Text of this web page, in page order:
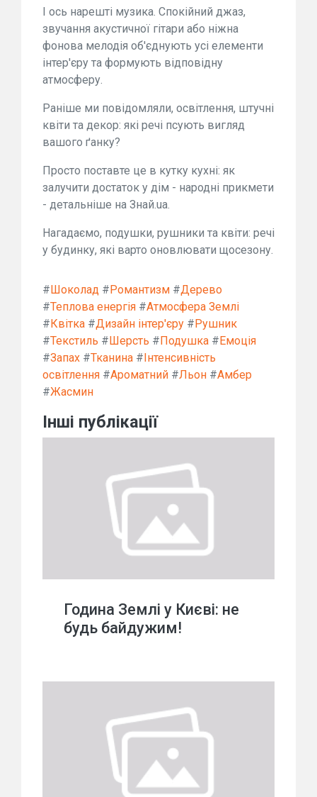
І ось нарешті музика. Спокійний джаз,
звучання акустичної гітари або ніжна
фонова мелодія об'єднують усі елементи
інтер'єру та формують відповідну
атмосферу.
Раніше ми повідомляли, освітлення, штучні
квіти та декор: які речі псують вигляд
вашого ґанку?
Просто поставте це в кутку кухні: як
залучити достаток у дім - народні прикмети
- детальніше на Знай.ua.
Нагадаємо, подушки, рушники та квіти: речі
у будинку, які варто оновлювати щосезону.
#Шоколад #Романтизм #Дерево
#Теплова енергія #Атмосфера Землі
#Квітка #Дизайн інтер'єру #Рушник
#Текстиль #Шерсть #Подушка #Емоція
#Запах #Тканина #Інтенсивність
освітлення #Ароматний #Льон #Амбер
#Жасмин
Інші публікації
Година Землі у Києві: не
будь байдужим!